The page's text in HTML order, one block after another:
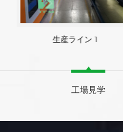
生産ライン 1
工場見学